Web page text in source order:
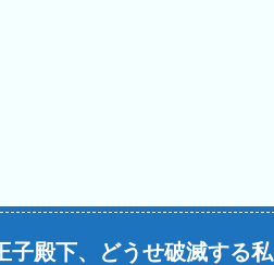
子殿下、どうせ破滅する